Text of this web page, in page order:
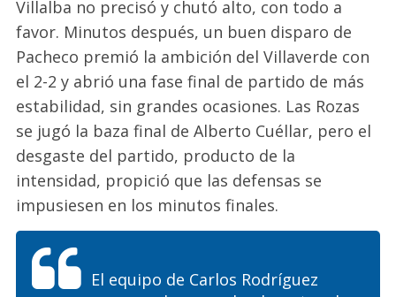
Villalba no precisó y chutó alto, con todo a
favor. Minutos después, un buen disparo de
Pacheco premió la ambición del Villaverde con
el 2-2 y abrió una fase final de partido de más
estabilidad, sin grandes ocasiones. Las Rozas
se jugó la baza final de Alberto Cuéllar, pero el
desgaste del partido, producto de la
intensidad, propició que las defensas se
impusiesen en los minutos finales.
El equipo de Carlos Rodríguez